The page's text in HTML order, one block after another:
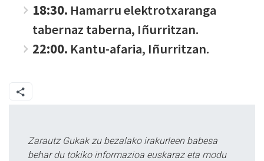
18:30. Hamarru elektrotxaranga
tabernaz taberna, Iñurritzan.
22:00. Kantu-afaria, Iñurritzan.
Zarautz Gukak zu bezalako irakurleen babesa
behar du tokiko informazioa euskaraz eta modu